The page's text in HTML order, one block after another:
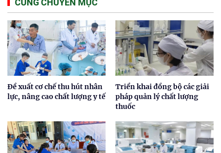
CÙNG CHUYÊN MỤC
Đề xuất cơ chế thu hút nhân
lực, nâng cao chất lượng y tế
Triển khai đồng bộ các giải
pháp quản lý chất lượng
thuốc